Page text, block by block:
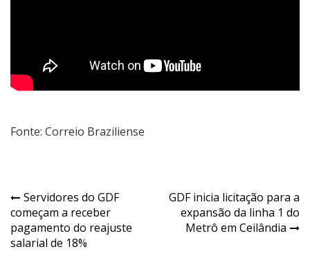
Fonte: Correio Braziliense
Navegação
de
Post
Servidores do GDF
começam a receber
pagamento do reajuste
salarial de 18%
GDF inicia licitação para a
expansão da linha 1 do
Metrô em Ceilândia